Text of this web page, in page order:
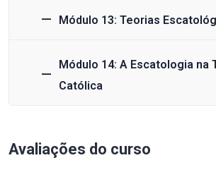
Módulo 13: Teorias
Módulo 14: A Escatologia na
Católica
Avaliações do curso